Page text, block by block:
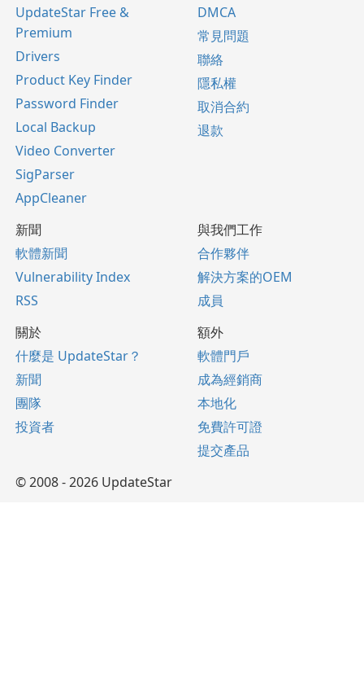
UpdateStar Free &
Premium
Drivers
Product Key Finder
Password Finder
Local Backup
Video Converter
SigParser
AppCleaner
DMCA
常見問題
聯絡
隱私權
取消合約
退款
新聞
軟體新聞
Vulnerability Index
RSS
與我們工作
合作夥伴
解決方案的OEM
成員
關於
什麼是 UpdateStar？
新聞
團隊
投資者
額外
軟體門戶
成為經銷商
本地化
免費許可證
提交產品
© 2008 - 2026 UpdateStar